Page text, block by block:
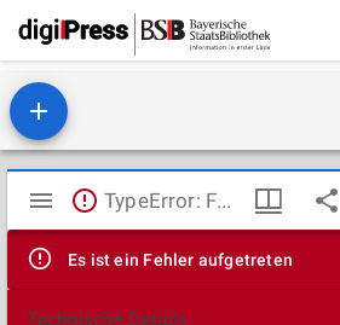
Mirador
Viewer
TypeError: Failed to fetch
Es ist ein Fehler aufgetreten
Technische Details